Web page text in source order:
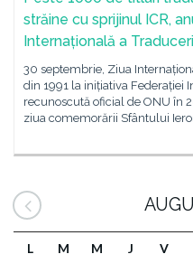
străine cu sprijinul ICR,
Internațională a
30 septembrie, Ziua
din 1991 la inițiativa Federației
recunoscută oficial de ONU în
ziua comemorării Sfântului
L M M J V